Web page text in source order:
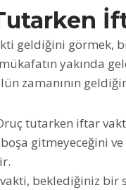
geldiğini görmek,
mükafatın yakında
zamanının
tutarken iftar vakti
boşa gitmeyeceğini
beklediğiniz bir